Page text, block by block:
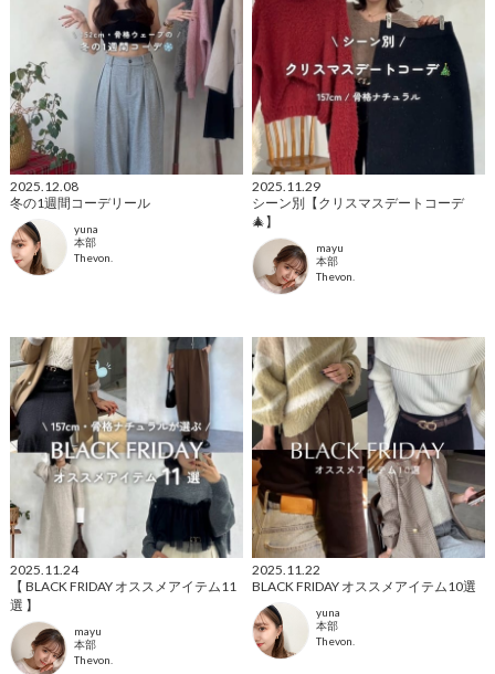
2025.12.08
冬の1週間コーデリール
yuna
本部
Thevon.
2025.11.29
シーン別【クリスマスデートコーデ
🎄】
mayu
本部
Thevon.
2025.11.24
【 BLACK FRIDAY オススメアイテム11
選 】
mayu
本部
Thevon.
2025.11.22
BLACK FRIDAY オススメアイテム10選
yuna
本部
Thevon.